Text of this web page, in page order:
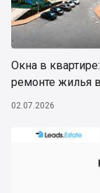
Окна в
ремонте жилья
02.07.2026